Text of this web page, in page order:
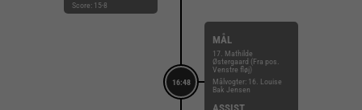
Score: 15-8
16:48
MÅL
17. Mathilde
Østergaard (Fra pos.
Venstre fløj)
Målvogter: 16. Louise
Bak Jensen